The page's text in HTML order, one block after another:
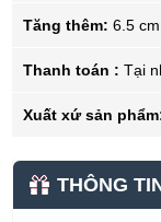
Tăng thêm: 6.5
Thanh toán : Tại
Xuất xứ sản
THÔNG